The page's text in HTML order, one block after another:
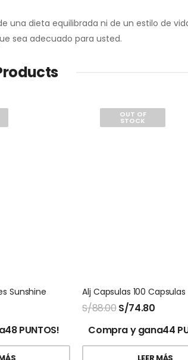
dieta equilibrada ni de un estilo de
sea adecuado para usted.
Sunshine
PUNTOS!
OUT OF
STOCK
S/88.00S/74.80
Compra y gana44